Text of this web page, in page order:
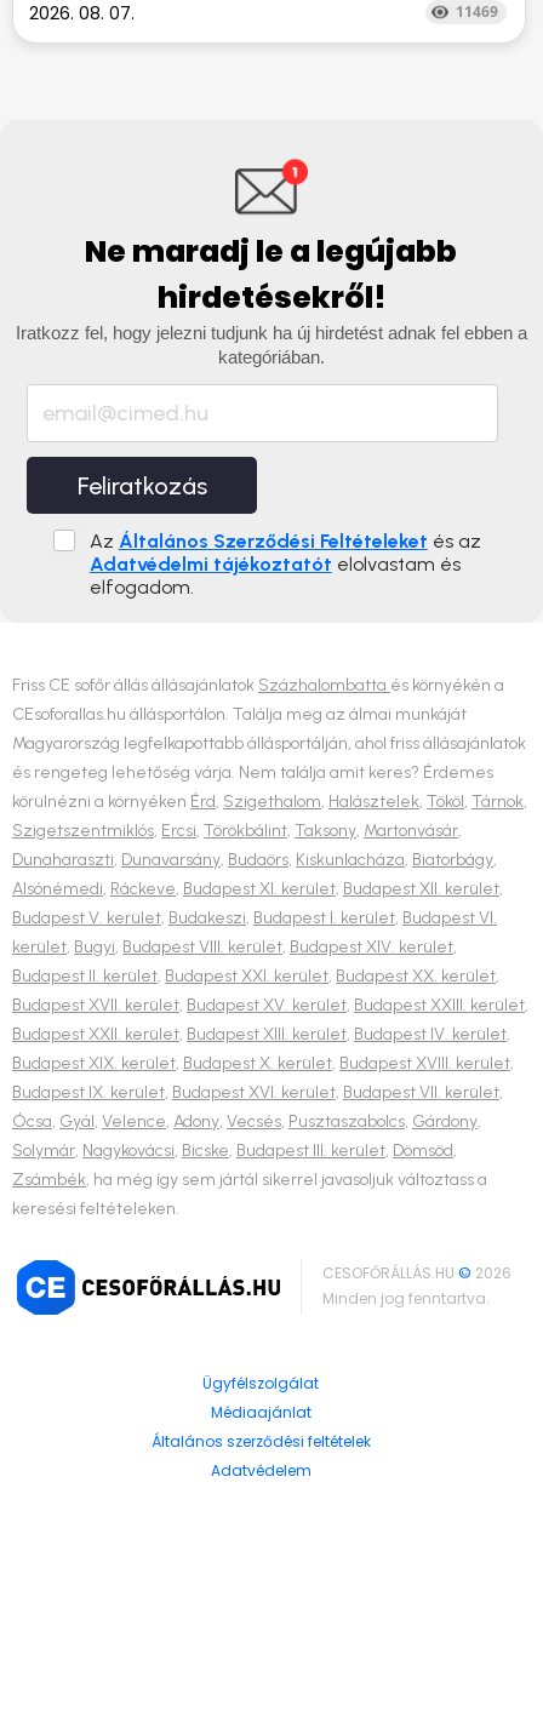
2026. 08. 07. 11469
Ne maradj le a legújabb
hirdetésekről!
Iratkozz fel, hogy jelezni tudjunk ha új hirdetést adnak fel ebben a
kategóriában.
Feliratkozás
Az Általános Szerződési Feltételeket és az
Adatvédelmi tájékoztatót elolvastam és
elfogadom.
Friss CE sofőr állás állásajánlatok Százhalombatta és környékén a
CEsoforallas.hu állásportálon. Találja meg az álmai munkáját
Magyarország legfelkapottabb állásportálján, ahol friss állásajánlatok
és rengeteg lehetőség várja. Nem találja amit keres? Érdemes
körülnézni a környéken Érd, Szigethalom, Halásztelek, Tököl, Tárnok,
Szigetszentmiklós, Ercsi, Törökbálint, Taksony, Martonvásár,
Dunaharaszti, Dunavarsány, Budaörs, Kiskunlacháza, Biatorbágy,
Alsónémedi, Ráckeve, Budapest XI. kerület, Budapest XII. kerület,
Budapest V. kerület, Budakeszi, Budapest I. kerület, Budapest VI.
kerület, Bugyi, Budapest VIII. kerület, Budapest XIV. kerület,
Budapest II. kerület, Budapest XXI. kerület, Budapest XX. kerület,
Budapest XVII. kerület, Budapest XV. kerület, Budapest XXIII. kerület,
Budapest XXII. kerület, Budapest XIII. kerület, Budapest IV. kerület,
Budapest XIX. kerület, Budapest X. kerület, Budapest XVIII. kerület,
Budapest IX. kerület, Budapest XVI. kerület, Budapest VII. kerület,
Ócsa, Gyál, Velence, Adony, Vecsés, Pusztaszabolcs, Gárdony,
Solymár, Nagykovácsi, Bicske, Budapest III. kerület, Dömsöd,
Zsámbék, ha még így sem jártál sikerrel javasoljuk változtass a
keresési feltételeken.
CESOFŐRÁLLÁS.HU© 2026
Minden jog fenntartva.
Ügyfélszolgálat
Médiaajánlat
Általános szerződési feltételek
Adatvédelem